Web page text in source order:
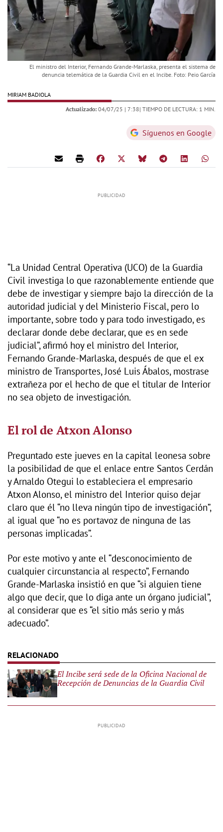
El ministro del Interior, Fernando Grande-Marlaska, presenta el sistema de
denuncia telemática de la Guardia Civil en el Incibe. Foto: Peio García
MIRIAM BADIOLA
Actualizado: 04/07/25 | 7:38| TIEMPO DE LECTURA: 1 MIN.
Síguenos en Google
“La Unidad Central Operativa (UCO) de la Guardia
Civil investiga lo que razonablemente entiende que
debe de investigar y siempre bajo la dirección de la
autoridad judicial y del Ministerio Fiscal, pero lo
importante, sobre todo y para todo investigado, es
declarar donde debe declarar, que es en sede
judicial”, afirmó hoy el ministro del Interior,
Fernando Grande-Marlaska, después de que el ex
ministro de Transportes, José Luis Ábalos, mostrase
extrañeza por el hecho de que el titular de Interior
no sea objeto de investigación.
El rol de Atxon Alonso
Preguntado este jueves en la capital leonesa sobre
la posibilidad de que el enlace entre Santos Cerdán
y Arnaldo Otegui lo estableciera el empresario
Atxon Alonso, el ministro del Interior quiso dejar
claro que él “no lleva ningún tipo de investigación”,
al igual que “no es portavoz de ninguna de las
personas implicadas”.
Por este motivo y ante el “desconocimiento de
cualquier circunstancia al respecto”, Fernando
Grande-Marlaska insistió en que “si alguien tiene
algo que decir, que lo diga ante un órgano judicial”,
al considerar que es “el sitio más serio y más
adecuado”.
El Incibe será sede de la Oficina Nacional de
Recepción de Denuncias de la Guardia Civil